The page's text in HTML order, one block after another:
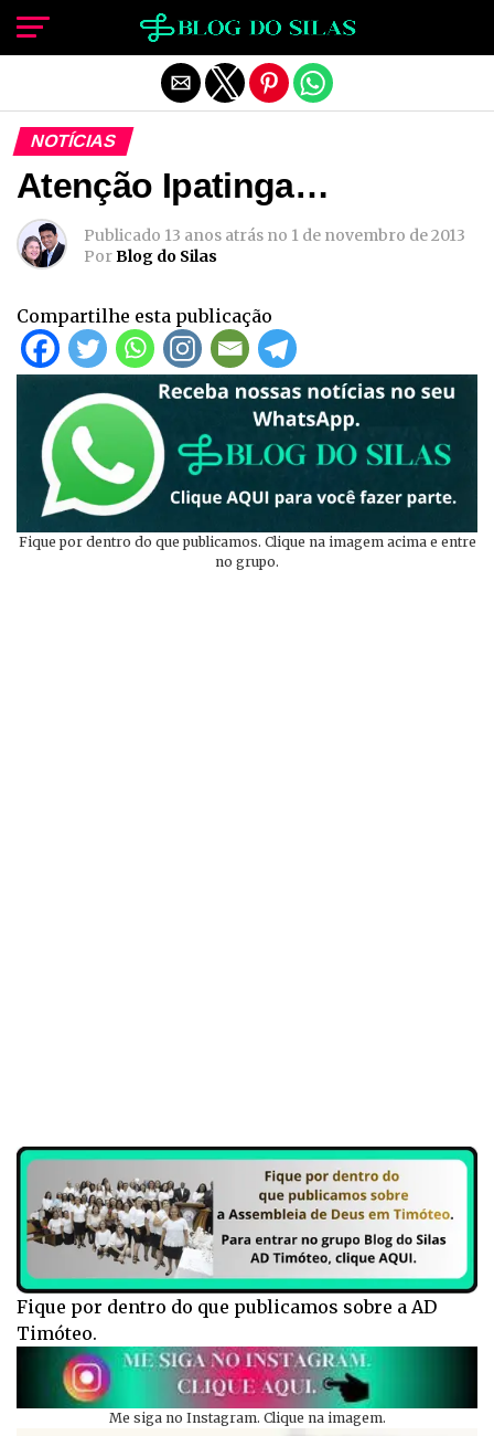
NOTÍCIAS
Atenção Ipatinga…
Publicado 13 anos atrás no 1 de novembro de 2013
PorBlog do Silas
Compartilhe esta publicação
Fique por dentro do que publicamos. Clique na imagem acima e entre
no grupo.
Fique por dentro do que publicamos sobre a AD
Timóteo.
Me siga no Instagram. Clique na imagem.
Sair da versão mobile